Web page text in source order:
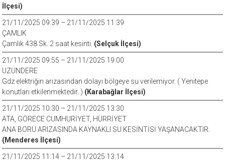
İlçesi)
21/11/2025 09:39 – 21/11/2025 11:39
ÇAMLIK
Çamlık 438 Sk. 2 saat kesinti. (Selçuk İlçesi)
21/11/2025 09:55 – 21/11/2025 19:00
UZUNDERE
Gdz elektriğin arızasından dolayı bölgeye su verilemiyor. ( Yenitepe
konutları etkilenmektedir. ) (Karabağlar İlçesi)
21/11/2025 10:30 – 21/11/2025 13:30
ATA, GÖRECE CUMHURİYET, HÜRRİYET
ANA BORU ARIZASINDA KAYNAKLI SU KESİNTİSİ YAŞANACAKTIR.
(Menderes İlçesi)
21/11/2025 11:14 – 21/11/2025 13:14